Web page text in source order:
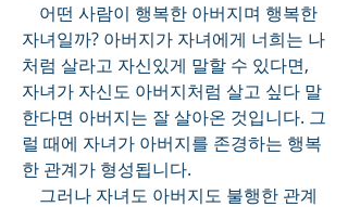
자녀일까? 아버지가 자녀에게 너희는 나
처럼 살라고 자신있게 말할 수 있다면,
자녀가 자신도 아버지처럼 살고 싶다 말
한다면 아버지는 잘 살아온 것입니다. 그
럴 때에 자녀가 아버지를 존경하는 행복
한 관계가 형성됩니다.